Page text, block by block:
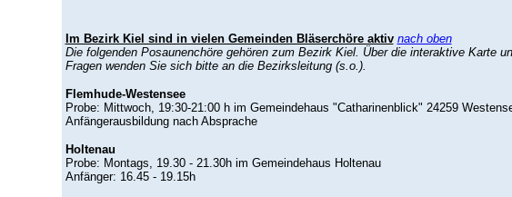
Im Bezirk Kiel sind in vielen Gemeinden Bläserchöre aktiv nach oben
Die folgenden Posaunenchöre gehören zum Bezirk Kiel. Über die interaktive Karte
Fragen wenden Sie sich bitte an die Bezirksleitung (s.o.).
Flemhude-Westensee
Probe: Mittwoch, 19:30-21:00 h im Gemeindehaus "Catharinenblick" 24259
Anfängerausbildung nach Absprache
Holtenau
Probe: Montags, 19.30 - 21.30h im Gemeindehaus Holtenau
Anfänger: 16.45 - 19.15h